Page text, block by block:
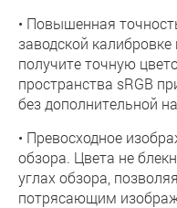
• Повышенная
заводской
получите точную
пространства sRGB
без дополнительной
• Превосходное
обзора. Цвета не
углах обзора,
потрясающим